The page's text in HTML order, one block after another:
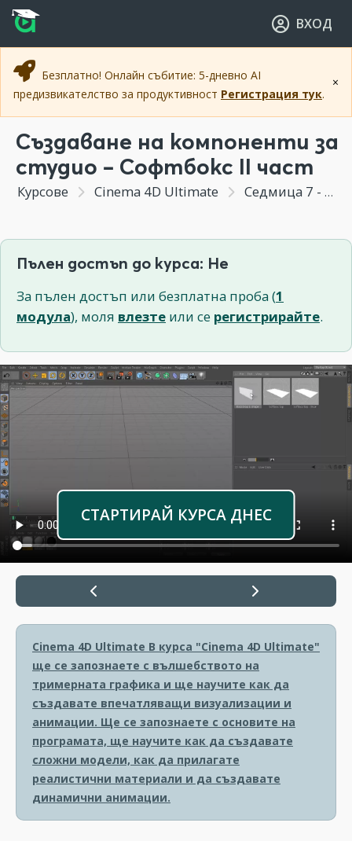
Прескочи към основното съдържание
Прескочи към навигацията
ВХОД
×
Безплатно! Онлайн събитие: 5-дневно AI
предизвикателство за продуктивност Регистрация тук.
Създаване на компоненти за
студио – Софтбокс II част
Курсове Cinema 4D Ultimate Седмица 7 - Студийно осветление
Пълен достъп до курса: Не
За пълен достъп или безплатна проба (1
модула), моля влезте или се регистрирайте.
СТАРТИРАЙ КУРСА ДНЕС
Cinema 4D Ultimate В курса "Cinema 4D Ultimate"
ще се запознаете с вълшебството на
тримерната графика и ще научите как да
създавате впечатляващи визуализации и
анимации. Ще се запознаете с основите на
програмата, ще научите как да създавате
сложни модели, как да прилагате
реалистични материали и да създавате
динамични анимации.